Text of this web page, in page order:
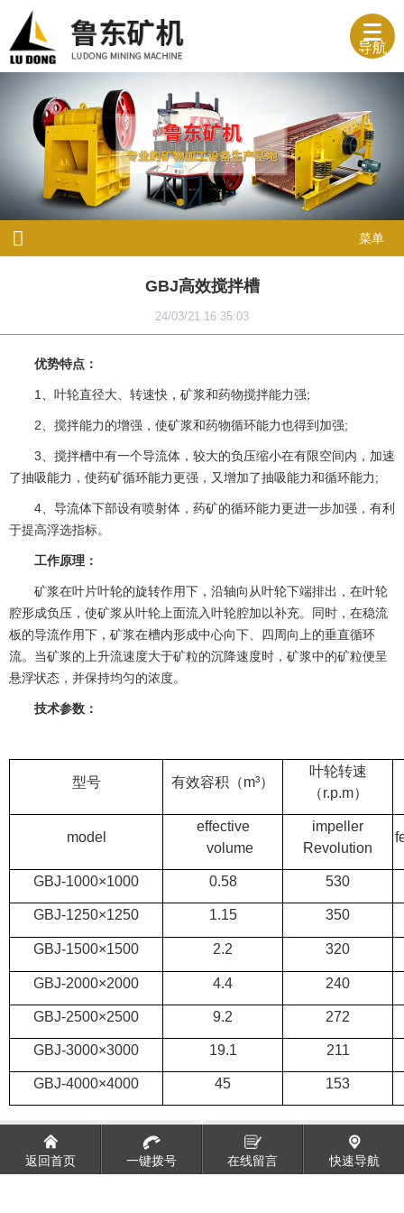
导航
菜单
GBJ高效搅拌槽
24/03/21 16:35:03
优势特点：
1、叶轮直径大、转速快，矿浆和药物搅拌能力强;
2、搅拌能力的增强，使矿浆和药物循环能力也得到加强;
3、搅拌槽中有一个导流体，较大的负压缩小在有限空间内，加速
了抽吸能力，使药矿循环能力更强，又增加了抽吸能力和循环能力;
4、导流体下部设有喷射体，药矿的循环能力更进一步加强，有利
于提高浮选指标。
工作原理：
矿浆在叶片叶轮的旋转作用下，沿轴向从叶轮下端排出，在叶轮
腔形成负压，使矿浆从叶轮上面流入叶轮腔加以补充。同时，在稳流
板的导流作用下，矿浆在槽内形成中心向下、四周向上的垂直循环
流。当矿浆的上升流速度大于矿粒的沉降速度时，矿浆中的矿粒便呈
悬浮状态，并保持均匀的浓度。
技术参数：
型号 有效容积（m³）
叶轮转速
（r.p.m）
model
effective
volume
impeller
Revolution
GBJ-1000×1000 0.58 530
GBJ-1250×1250 1.15 350
GBJ-1500×1500 2.2 320
GBJ-2000×2000 4.4 240
GBJ-2500×2500 9.2 272
GBJ-3000×3000 19.1 211
GBJ-4000×4000 45 153
RJW药剂搅拌槽 XJK(A型)浮选机
返回首页 一键拨号 在线留言 快速导航